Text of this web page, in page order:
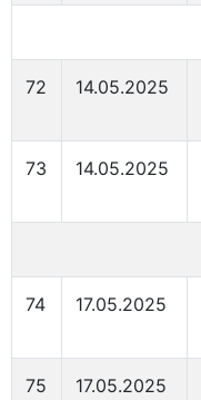
72 14.05.2025
73 14.05.2025
74 17.05.2025
75 17.05.2025